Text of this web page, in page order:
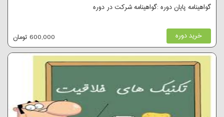
گواهینامه پایان دوره :گواهینامه شرکت در دوره
خرید دوره 600,000 تومان